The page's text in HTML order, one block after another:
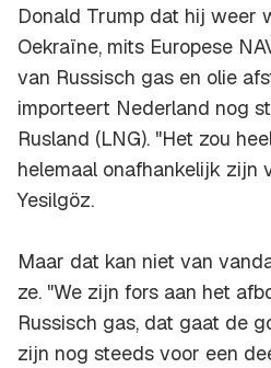
Donald Trump dat hij weer
Oekraïne, mits Europese
van Russisch gas en olie
importeert Nederland nog
Rusland (LNG). "Het zou
helemaal onafhankelijk zijn
Yesilgöz.
Maar dat kan niet van
ze. "We zijn fors aan het
Russisch gas, dat gaat de
zijn nog steeds voor een